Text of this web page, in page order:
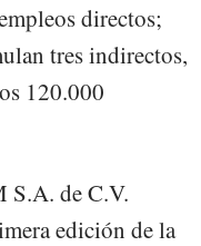
directos;
tres indirectos,
120.000
S.A. de C.V.
edición de la